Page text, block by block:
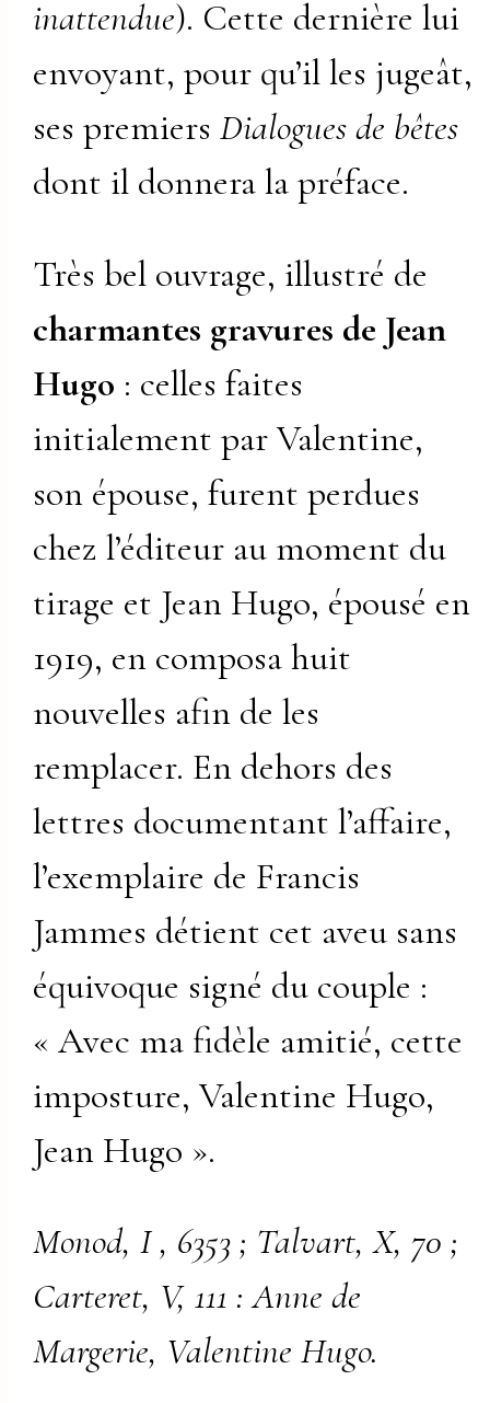
inattendue). Cette dernière lui
envoyant, pour qu’il les jugeât,
ses premiersDialogues de bêtes
dont il donnera la préface.
Très bel ouvrage, illustré de
charmantes gravures de Jean
Hugo : celles faites
initialement par Valentine,
son épouse, furent perdues
chez l’éditeur au moment du
tirage et Jean Hugo, épousé en
1919, en composa huit
nouvelles afin de les
remplacer. En dehors des
lettres documentant l’affaire,
l’exemplaire de Francis
Jammes détient cet aveu sans
équivoque signé du couple :
« Avec ma fidèle amitié, cette
imposture, Valentine Hugo,
Jean Hugo ».
Monod, I , 6353 ; Talvart, X, 70 ;
Carteret, V, 111 : Anne de
Margerie, Valentine Hugo.